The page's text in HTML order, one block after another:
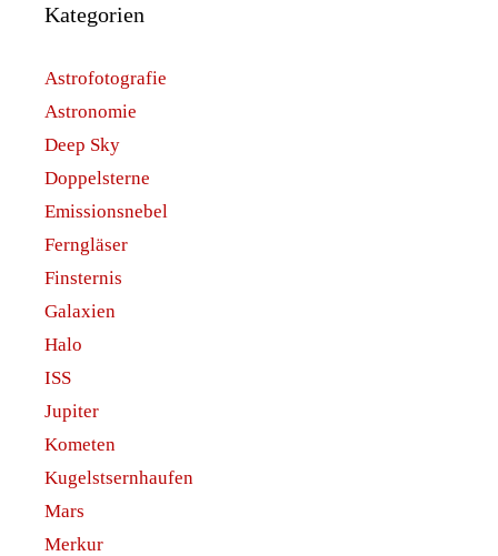
Kategorien
Astrofotografie
Astronomie
Deep Sky
Doppelsterne
Emissionsnebel
Ferngläser
Finsternis
Galaxien
Halo
ISS
Jupiter
Kometen
Kugelstsernhaufen
Mars
Merkur